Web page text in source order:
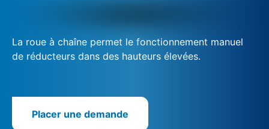
La roue à chaîne permet le fonctionnement manuel
de réducteurs dans des hauteurs élevées.
Placer une demande